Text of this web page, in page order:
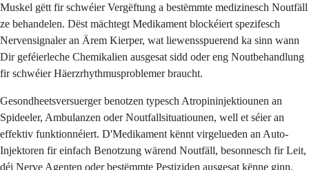
Muskel gëtt fir schwéier Vergëftung a bestëmmte medizinesch Noutfäll
ze behandelen. Dëst mächtegt Medikament blockéiert spezifesch
Nervensignaler an Ärem Kierper, wat liewensspuerend ka sinn wann
Dir geféierleche Chemikalien ausgesat sidd oder eng Noutbehandlung
fir schwéier Häerzrhythmusproblemer braucht.
Gesondheetsversuerger benotzen typesch Atropininjektiounen an
Spideeler, Ambulanzen oder Noutfallsituatiounen, well et séier an
effektiv funktionnéiert. D'Medikament kënnt virgelueden an Auto-
Injektoren fir einfach Benotzung wärend Noutfäll, besonnesch fir Leit,
déi Nerve Agenten oder bestëmmte Pestiziden ausgesat kënne ginn.